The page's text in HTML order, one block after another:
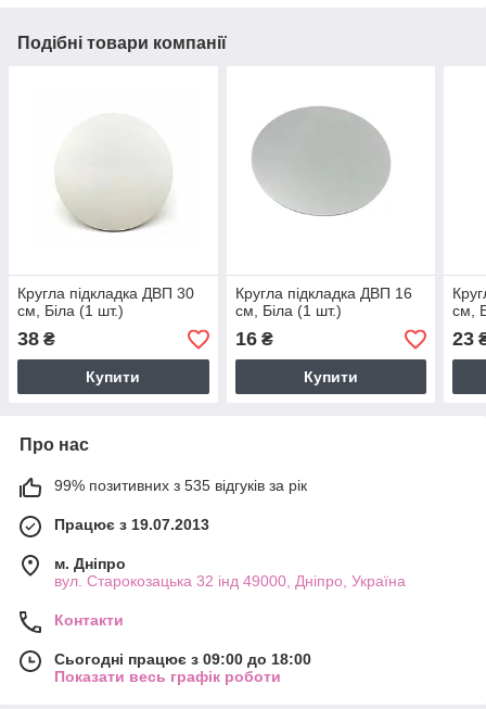
Подібні товари компанії
Кругла підкладка ДВП 30
см, Біла (1 шт.)
38 ₴
Купити
Кругла підкладка ДВП 16
см, Біла (1 шт.)
16₴
Купити
см,
23
Про нас
99% позитивних з 535 відгуків за рік
Працює з 19.07.2013
м. Дніпро
вул. Старокозацька 32 інд 49000, Дніпро, Україна
Контакти
Сьогодні працює з 09:00 до 18:00
Показати весь графік роботи